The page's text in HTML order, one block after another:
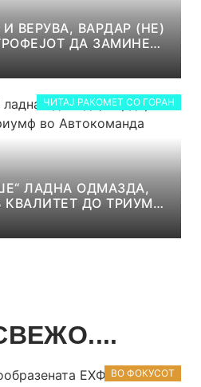
ВЕРУВА, ВАРДАР (НЕ)
ДА ЗАМИНЕ
ЧИТАЈ РАКОМЕТ СО ГОРАН
ЛАДНА ОДМАЗДА,
КВАЛИТЕТ ДО ТРИУМФ
ВО ФОКУСОТ